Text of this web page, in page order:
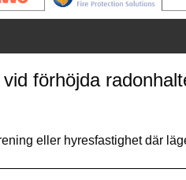
förhöjda
eller hyresfastighet där